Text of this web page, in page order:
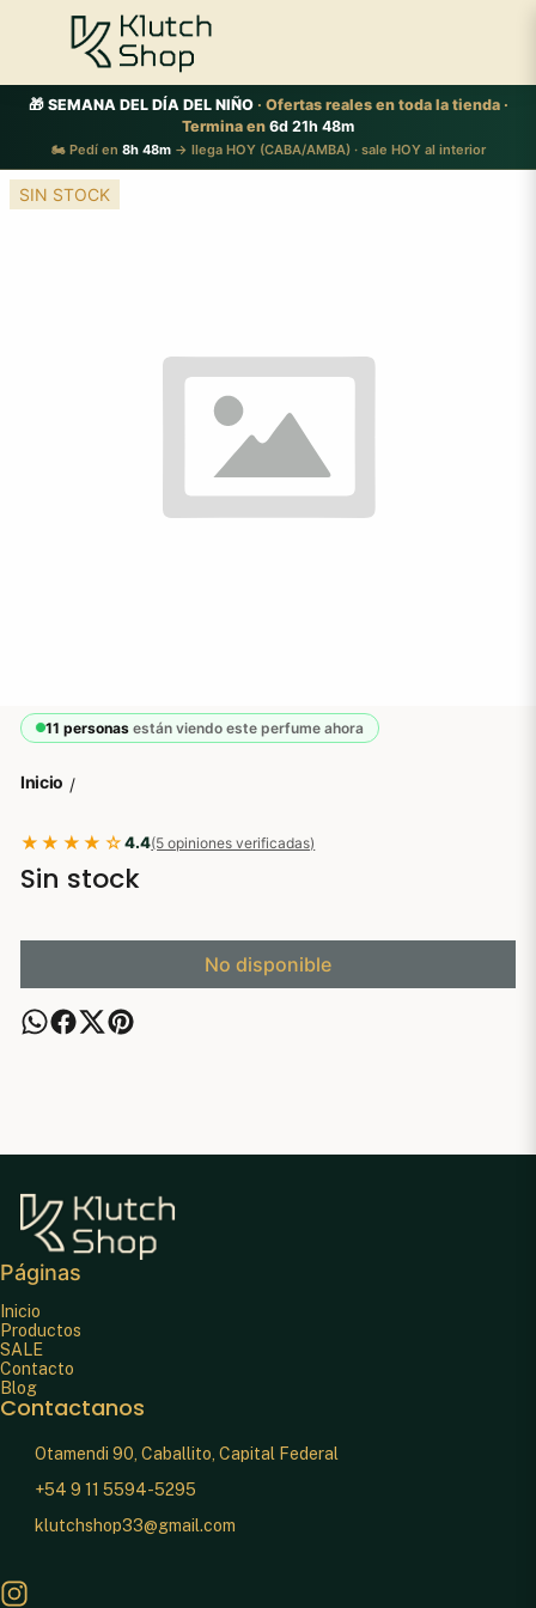
🎁 SEMANA DEL DÍA DEL NIÑO· Ofertas reales en toda la tienda ·
Termina en 6d 21h 48m
🏍️ Pedí en 8h 48m→ llega HOY (CABA/AMBA) · sale HOY al interior
SIN STOCK
11 personasestán viendo este perfume ahora
Inicio /
★★★★☆4.4(5 opiniones verificadas)
Sin stock
No disponible
Páginas
Inicio
Productos
SALE
Contacto
Blog
Contactanos
Otamendi 90, Caballito, Capital Federal
+54 9 11 5594-5295
klutchshop33@gmail.com